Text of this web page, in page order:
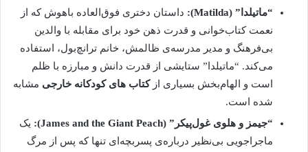
“ماتیلدا” (Matilda):
داستان دختری فوق‌العاده باهوش که از
نعمت کتاب‌خوانی و قدرت ذهن خود برای مقابله با والدین
بی‌فرهنگ و مدیر مدرسه‌ی ظالمش، خانم ترانچ‌بول، استفاده
می‌کند. “ماتیلدا” ستایشی از قدرت دانش و مبارزه با ظلم
است و الهام‌بخش بسیاری ازکتاب های کودکانه خارجی مشابه
شده است.
“جیمز و هلوی غول‌پیکر” (James and the Giant Peach):
یک
ماجراجویی بی‌نظیر درباره‌ی پسربچه‌ای تنها که پس از مرگ